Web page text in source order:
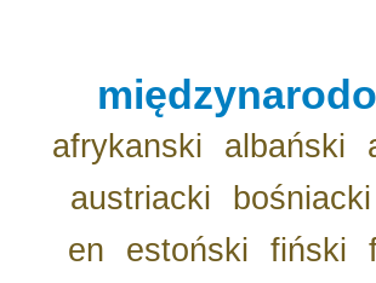
afrykanski albański
austriacki
bośniacki
en
estoński fiński